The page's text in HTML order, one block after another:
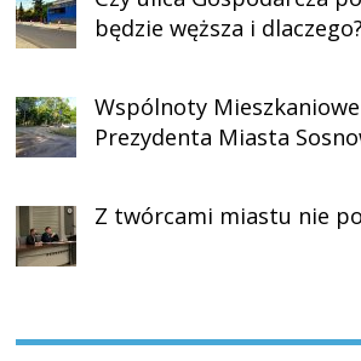
będzie węższa i dlaczego?
Wspólnoty
Prezydenta Miasta
Z twórcami miastu nie